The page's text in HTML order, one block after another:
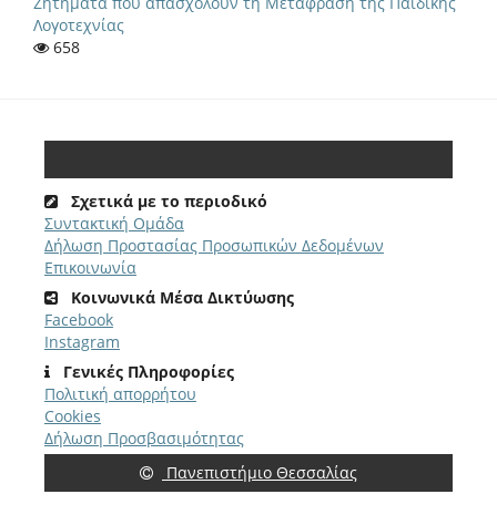
Λογοτεχνίας
658
Σχετικά με το περιοδικό
Συντακτική Ομάδα
Δήλωση Προστασίας Προσωπικών Δεδομένων
Επικοινωνία
Κοινωνικά Μέσα Δικτύωσης
Facebook
Instagram
Γενικές Πληροφορίες
Πολιτική απορρήτου
Cookies
Δήλωση Προσβασιμότητας
Πανεπιστήμιο Θεσσαλίας